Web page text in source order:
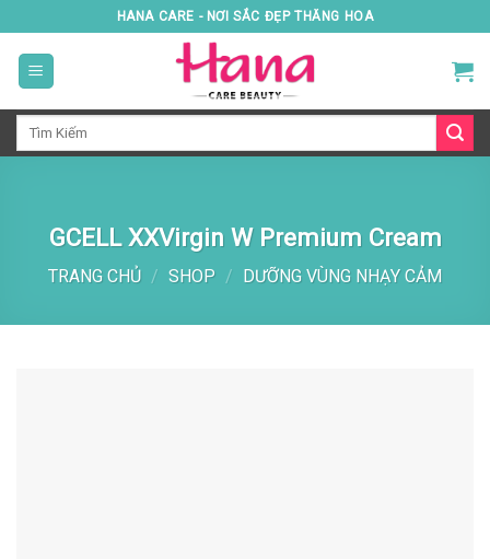
to
content
HANA CARE - NƠI SẮC ĐẸP THĂNG HOA
Tìm
GCELL XXVirgin W Premium Cream
TRANG CHỦ / SHOP / DƯỠNG VÙNG NHẠY CẢM